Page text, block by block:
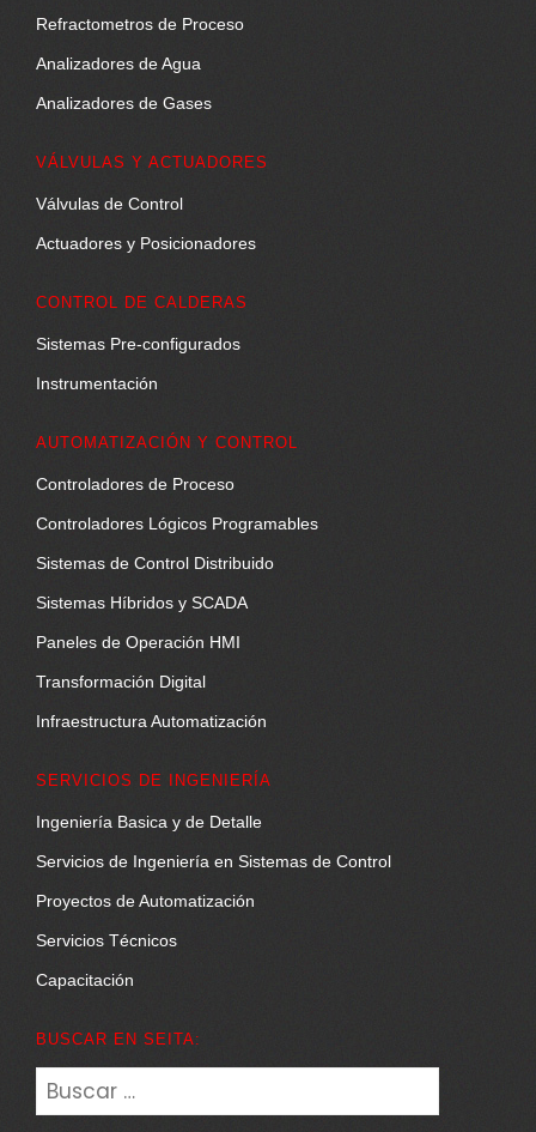
Refractometros de Proceso
Analizadores de Agua
Analizadores de Gases
VÁLVULAS Y ACTUADORES
Válvulas de Control
Actuadores y Posicionadores
CONTROL DE CALDERAS
Sistemas Pre-configurados
Instrumentación
AUTOMATIZACIÓN Y CONTROL
Controladores de Proceso
Controladores Lógicos Programables
Sistemas de Control Distribuido
Sistemas Híbridos y SCADA
Paneles de Operación HMI
Transformación Digital
Infraestructura Automatización
SERVICIOS DE INGENIERÍA
Ingeniería Basica y de Detalle
Servicios de Ingeniería en Sistemas de Control
Proyectos de Automatización
Servicios Técnicos
Capacitación
BUSCAR EN SEITA:
Buscar: